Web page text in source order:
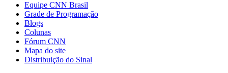
Equipe CNN Brasil
Grade de Programação
Blogs
Colunas
Fórum CNN
Mapa do site
Distribuição do Sinal